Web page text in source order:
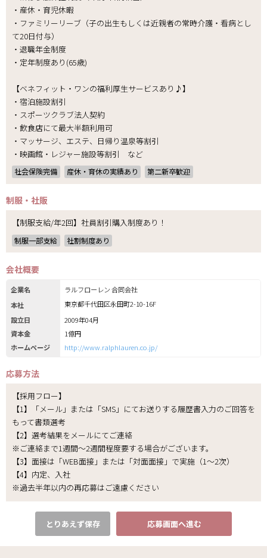
・産休・育児休暇
・ファミリーリーブ（子の出生もしくは近親者の常時介護・看病とし
て20日付与）
・退職年金制度
・定年制度あり(65歳)
【ベネフィット・ワンの福利厚生サービスあり♪】
・宿泊施設割引
・スポーツクラブ法人契約
・飲食店にて最大半額利用可
・マッサージ、エステ、日帰り温泉等割引
・映画館・レジャー施設等割引 など
社会保険完備 産休・育休の実績あり 第二新卒歓迎
制服・社販
【制服支給/年2回】社員割引購入制度あり！
制服一部支給 社割制度あり
会社概要
企業名
ラルフローレン 合同会社
本社
東京都千代田区永田町2-10-16F
設立日
2009年04月
資本金
1億円
ホームページ
http://www.ralphlauren.co.jp/
応募方法
【採用フロー】
【1】「メール」または「SMS」にてお送りする履歴書入力のご回答を
もって書類選考
【2】選考結果をメールにてご連絡
※ご連絡まで1週間～2週間程度要する場合がございます。
【3】面接は「WEB面接」または「対面面接」で実施（1～2次）
【4】内定、入社
※過去半年以内の再応募はご遠慮ください
とりあえず保存 応募画面へ進む